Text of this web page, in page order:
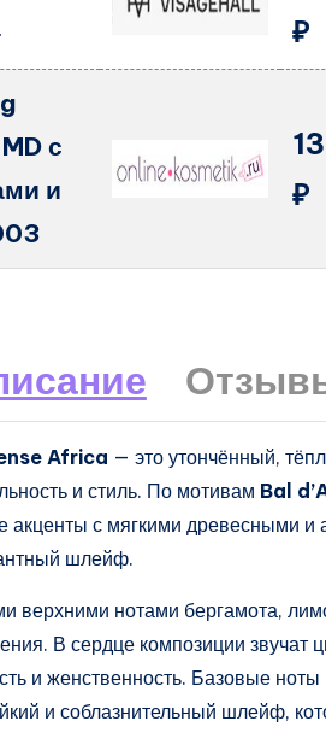
₽
с
и
₽
Africa — это утончённый,
и стиль. По мотивам Bal
акценты с мягкими древесными
шлейф.
верхними нотами бергамота,
В сердце композиции
и женственность. Базовые
и соблазнительный шлейф,